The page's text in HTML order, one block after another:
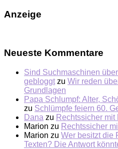
Anzeige
Neueste Kommentare
Sind Suchmaschinen
gebloggt zu Wir reden
Grundlagen
Papa Schlumpf: Alter,
zu Schlümpfe feiern 60.
Dana zu Rechtssicher mit
Marion zu Rechtssicher
Marion zu Wer besitzt die
Texten? Die Antwort